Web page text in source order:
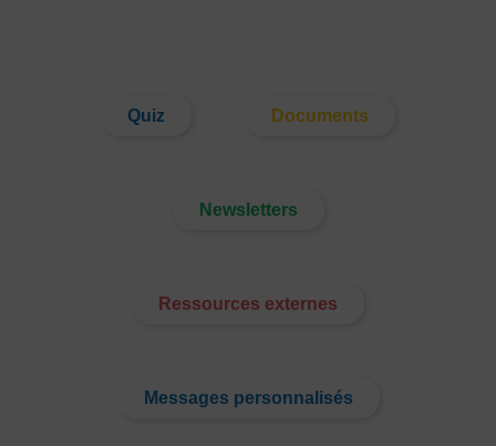
Quiz Documents
Newsletters
Ressources externes
Messages personnalisés